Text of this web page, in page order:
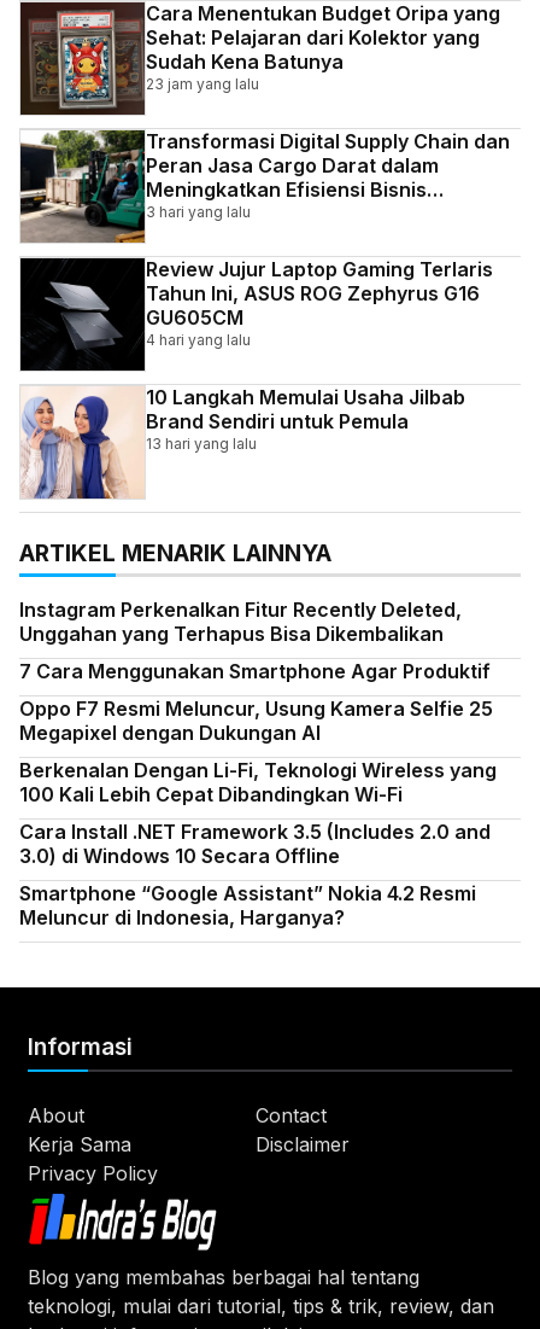
Cara Menentukan Budget Oripa yang
Sehat: Pelajaran dari Kolektor yang
Sudah Kena Batunya
23 jam yang lalu
Transformasi Digital Supply Chain dan
Peran Jasa Cargo Darat dalam
Meningkatkan Efisiensi Bisnis
Indonesia
3 hari yang lalu
Review Jujur Laptop Gaming Terlaris
Tahun Ini, ASUS ROG Zephyrus G16
GU605CM
4 hari yang lalu
10 Langkah Memulai Usaha Jilbab
Brand Sendiri untuk Pemula
13 hari yang lalu
ARTIKEL MENARIK LAINNYA
Instagram Perkenalkan Fitur Recently Deleted,
Unggahan yang Terhapus Bisa Dikembalikan
7 Cara Menggunakan Smartphone Agar Produktif
Oppo F7 Resmi Meluncur, Usung Kamera Selfie 25
Megapixel dengan Dukungan AI
Berkenalan Dengan Li-Fi, Teknologi Wireless yang
100 Kali Lebih Cepat Dibandingkan Wi-Fi
Cara Install .NET Framework 3.5 (Includes 2.0 and
3.0) di Windows 10 Secara Offline
Smartphone “Google Assistant” Nokia 4.2 Resmi
Meluncur di Indonesia, Harganya?
Blog yang membahas berbagai hal tentang
teknologi, mulai dari tutorial, tips & trik, review, dan
Informasi
About
Contact
Kerja Sama
Disclaimer
Privacy Policy